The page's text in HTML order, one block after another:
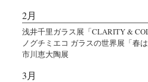
2月
浅井千里ガラス展「CLARITY &
ノグチミエコ ガラスの世界展「春
市川恵大陶展
3月